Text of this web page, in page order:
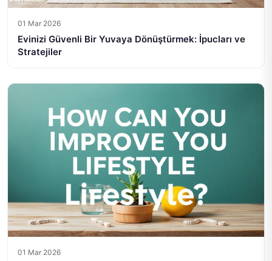
01 Mar 2026
Evinizi Güvenli Bir Yuvaya Dönüştürmek: İpucları ve
Stratejiler
01 Mar 2026